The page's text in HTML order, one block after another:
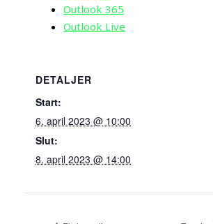
Outlook 365
Outlook Live
DETALJER
Start:
6. april 2023 @ 10:00
Slut:
8. april 2023 @ 14:00